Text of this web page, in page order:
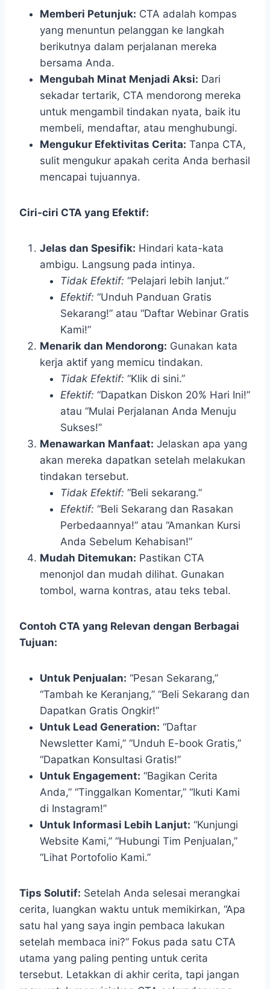
Memberi Petunjuk: CTA adalah kompas
yang menuntun pelanggan ke langkah
berikutnya dalam perjalanan mereka
bersama Anda.
Mengubah Minat Menjadi Aksi: Dari
sekadar tertarik, CTA mendorong mereka
untuk mengambil tindakan nyata, baik itu
membeli, mendaftar, atau menghubungi.
Mengukur Efektivitas Cerita: Tanpa CTA,
sulit mengukur apakah cerita Anda berhasil
mencapai tujuannya.
Ciri-ciri CTA yang Efektif:
Jelas dan Spesifik: Hindari kata-kata
ambigu. Langsung pada intinya.
Tidak Efektif: “Pelajari lebih lanjut.”
Efektif: “Unduh Panduan Gratis
Sekarang!” atau “Daftar Webinar Gratis
Kami!”
Menarik dan Mendorong: Gunakan kata
kerja aktif yang memicu tindakan.
Tidak Efektif: “Klik di sini.”
Efektif: “Dapatkan Diskon 20% Hari Ini!”
atau “Mulai Perjalanan Anda Menuju
Sukses!”
Menawarkan Manfaat: Jelaskan apa yang
akan mereka dapatkan setelah melakukan
tindakan tersebut.
Tidak Efektif: “Beli sekarang.”
Efektif: “Beli Sekarang dan Rasakan
Perbedaannya!” atau “Amankan Kursi
Anda Sebelum Kehabisan!”
Mudah Ditemukan: Pastikan CTA
menonjol dan mudah dilihat. Gunakan
tombol, warna kontras, atau teks tebal.
Contoh CTA yang Relevan dengan Berbagai
Tujuan:
Untuk Penjualan: “Pesan Sekarang,”
“Tambah ke Keranjang,” “Beli Sekarang dan
Dapatkan Gratis Ongkir!”
Untuk Lead Generation: “Daftar
Newsletter Kami,” “Unduh E-book Gratis,”
“Dapatkan Konsultasi Gratis!”
Untuk Engagement: “Bagikan Cerita
Anda,” “Tinggalkan Komentar,” “Ikuti Kami
di Instagram!”
Untuk Informasi Lebih Lanjut: “Kunjungi
Website Kami,” “Hubungi Tim Penjualan,”
“Lihat Portofolio Kami.”
Tips Solutif: Setelah Anda selesai merangkai
cerita, luangkan waktu untuk memikirkan, “Apa
satu hal yang saya ingin pembaca lakukan
setelah membaca ini?” Fokus pada satu CTA
utama yang paling penting untuk cerita
tersebut. Letakkan di akhir cerita, tapi jangan